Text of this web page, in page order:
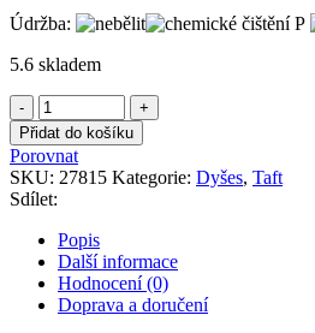
Údržba:
5.6 skladem
Dyšes
smetanový
množství
Přidat do košíku
Porovnat
SKU: 27815 Kategorie: Dyšes, Taft
Sdílet:
Popis
Další informace
Hodnocení (0)
Doprava a doručení